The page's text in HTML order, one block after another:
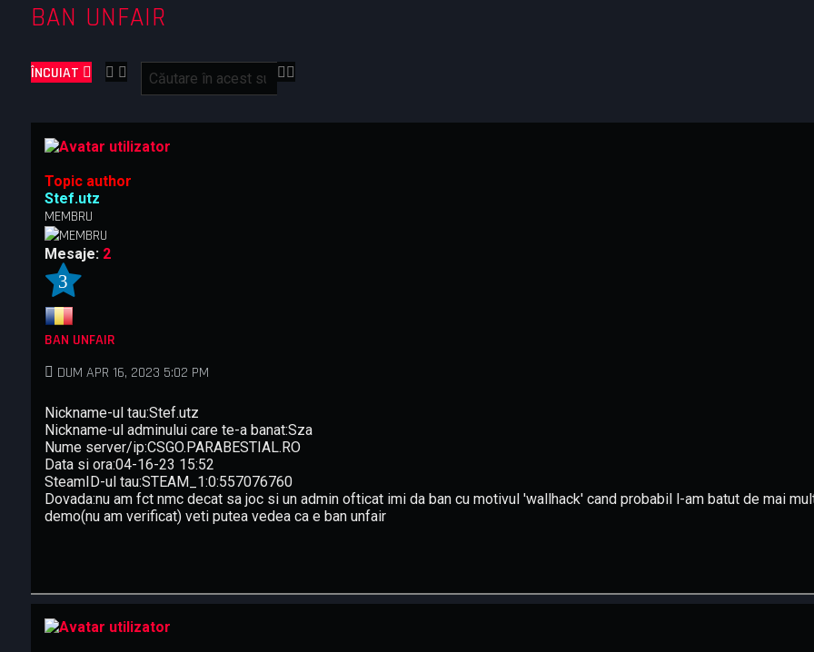
BAN UNFAIR
ÎNCUIAT
C
ă
t
ă
t
Topic author
Stef.utz
MEMBRU
Mesaje: 2
3
BAN UNFAIR
DUM APR 16, 2023 5:02 PM
Nickname-ul tau:Stef.utz
Nickname-ul adminului care te-a banat:Sza
Nume server/ip:CSGO.PARABESTIAL.RO
Data si ora:04-16-23 15:52
SteamID-ul tau:STEAM_1:0:557076760
Dovada:nu am fct nmc decat sa joc si un admin ofticat imi da ban cu motivul 'wallhack' cand probabil l-am batut de mai
demo(nu am verificat) veti putea vedea ca e ban unfair